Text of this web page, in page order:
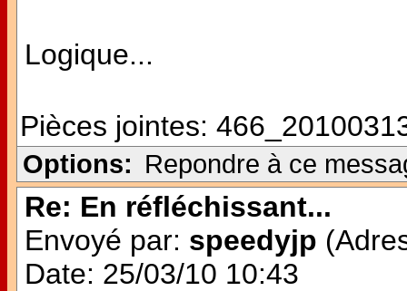
Logique...
Pièces jointes:
Options: Repondre à ce
Re: En réfléchissant...
Envoyé par: speedyjp
Date: 25/03/10 10:43